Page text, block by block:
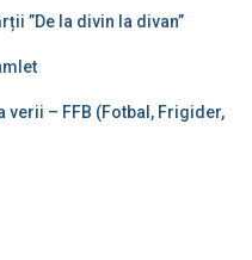
”De la divin la divan”
verii – FFB (Fotbal, Frigider,